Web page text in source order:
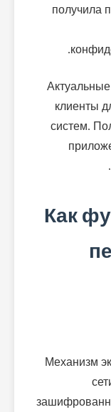
получила
клиенты
систем.
Как
Механизм